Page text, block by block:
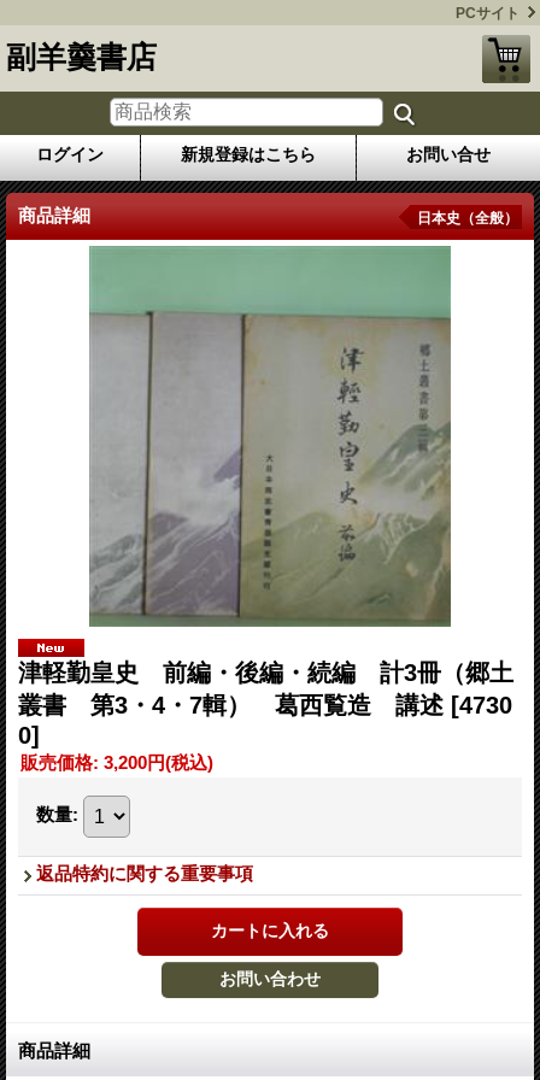
PCサイト
副羊羹書店
ログイン 新規登録はこちら お問い合せ
商品詳細 日本史（全般）
津軽勤皇史 前編・後編・続編 計3冊（郷土
叢書 第3・4・7輯） 葛西覧造 講述 [4730
0]
販売価格: 3,200円(税込)
数量:
返品特約に関する重要事項
商品詳細